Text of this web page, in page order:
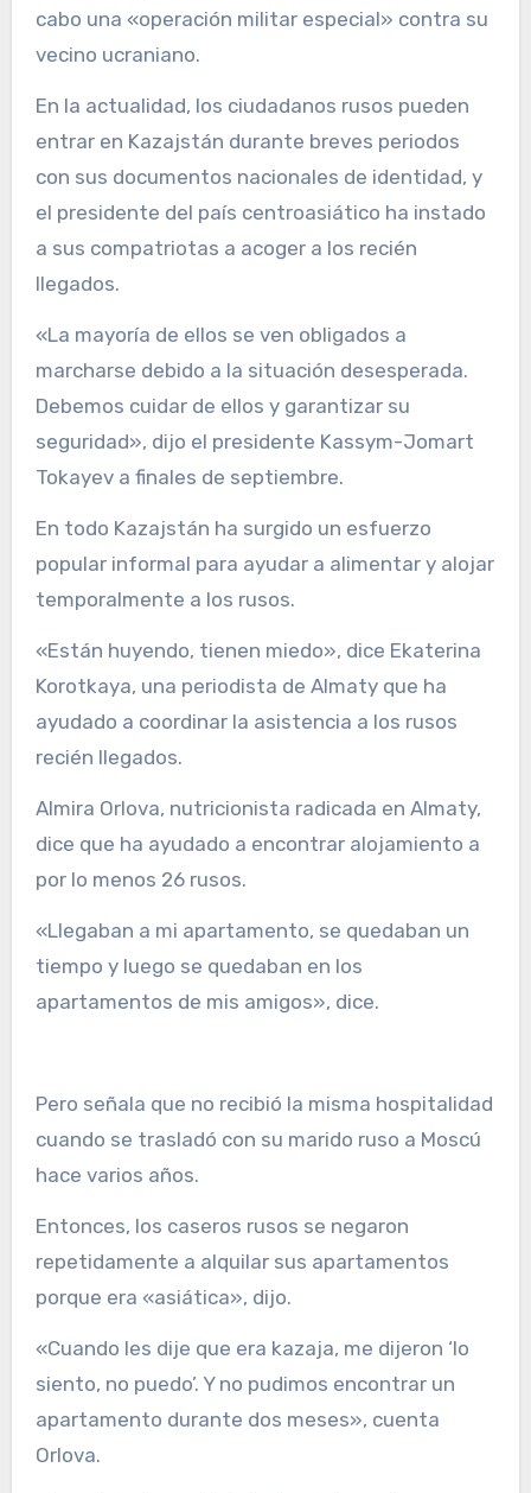
cabo una «operación militar especial» contra su
vecino ucraniano.
En la actualidad, los ciudadanos rusos pueden
entrar en Kazajstán durante breves periodos
con sus documentos nacionales de identidad, y
el presidente del país centroasiático ha instado
a sus compatriotas a acoger a los recién
llegados.
«La mayoría de ellos se ven obligados a
marcharse debido a la situación desesperada.
Debemos cuidar de ellos y garantizar su
seguridad», dijo el presidente Kassym-Jomart
Tokayev a finales de septiembre.
En todo Kazajstán ha surgido un esfuerzo
popular informal para ayudar a alimentar y alojar
temporalmente a los rusos.
«Están huyendo, tienen miedo», dice Ekaterina
Korotkaya, una periodista de Almaty que ha
ayudado a coordinar la asistencia a los rusos
recién llegados.
Almira Orlova, nutricionista radicada en Almaty,
dice que ha ayudado a encontrar alojamiento a
por lo menos 26 rusos.
«Llegaban a mi apartamento, se quedaban un
tiempo y luego se quedaban en los
apartamentos de mis amigos», dice.
Pero señala que no recibió la misma hospitalidad
cuando se trasladó con su marido ruso a Moscú
hace varios años.
Entonces, los caseros rusos se negaron
repetidamente a alquilar sus apartamentos
porque era «asiática», dijo.
«Cuando les dije que era kazaja, me dijeron ‘lo
siento, no puedo’. Y no pudimos encontrar un
apartamento durante dos meses», cuenta
Orlova.